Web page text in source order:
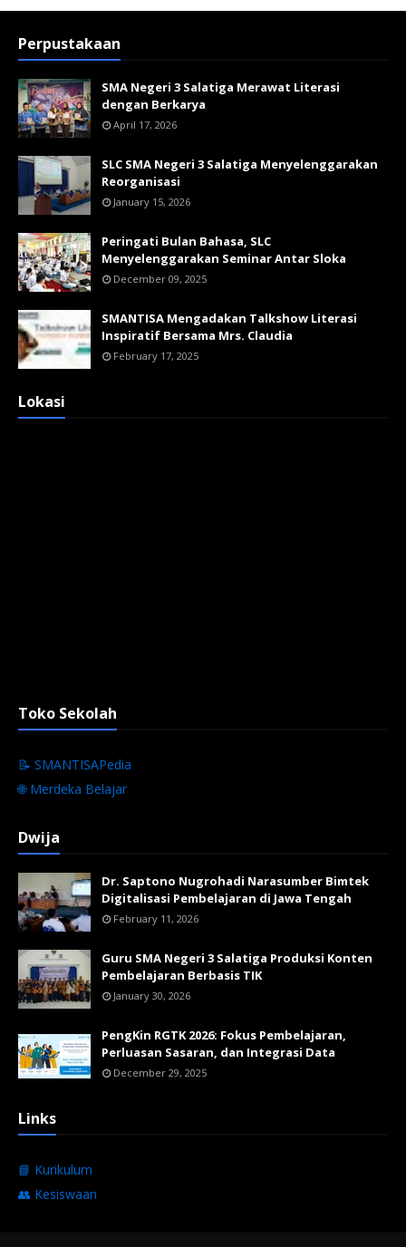
Perpustakaan
SMA Negeri 3 Salatiga Merawat Literasi
dengan Berkarya
April 17, 2026
SLC SMA Negeri 3 Salatiga Menyelenggarakan
Reorganisasi
January 15, 2026
Peringati Bulan Bahasa, SLC
Menyelenggarakan Seminar Antar Sloka
December 09, 2025
SMANTISA Mengadakan Talkshow Literasi
Inspiratif Bersama Mrs. Claudia
February 17, 2025
Lokasi
Toko Sekolah
📝 SMANTISAPedia
🌐 Merdeka Belajar
Dwija
Dr. Saptono Nugrohadi Narasumber Bimtek
Digitalisasi Pembelajaran di Jawa Tengah
February 11, 2026
Guru SMA Negeri 3 Salatiga Produksi Konten
Pembelajaran Berbasis TIK
January 30, 2026
PengKin RGTK 2026: Fokus Pembelajaran,
Perluasan Sasaran, dan Integrasi Data
December 29, 2025
Links
📘 Kurikulum
👥 Kesiswaan